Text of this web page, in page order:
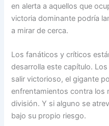
en alerta a aquellos que
victoria dominante podría
a mirar de cerca.
Los fanáticos y críticos
desarrolla este capítulo.
salir victorioso, el gigante
enfrentamientos contra los
división. Y si alguno se
bajo su propio riesgo.